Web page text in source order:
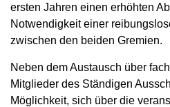
ersten Jahren einen erhöhten
Notwendigkeit einer
zwischen den beiden Gremien.
Neben dem Austausch über
Mitglieder des Ständigen
Möglichkeit, sich über die